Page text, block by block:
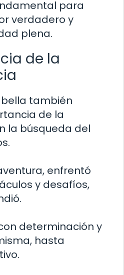
para
verdadero y
plena.
de la
también
de la
la búsqueda del
enfrentó
y desafíos,
determinación y
hasta